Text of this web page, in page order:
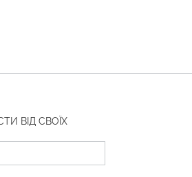
ВІД СВОЇХ